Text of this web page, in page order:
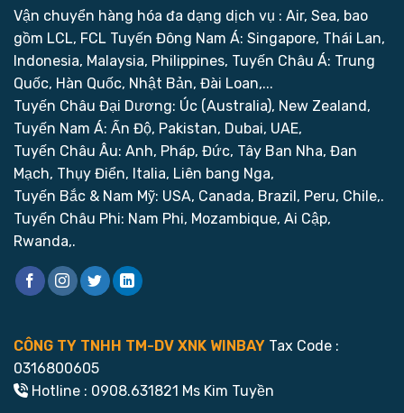
Vận chuyển hàng hóa đa dạng dịch vụ : Air, Sea, bao
gồm LCL, FCL Tuyến Đông Nam Á: Singapore, Thái Lan,
Indonesia, Malaysia, Philippines, Tuyến Châu Á: Trung
Quốc, Hàn Quốc, Nhật Bản, Đài Loan,...
Tuyến Châu Đại Dương: Úc (Australia), New Zealand,
Tuyến Nam Á: Ấn Độ, Pakistan, Dubai, UAE,
Tuyến Châu Âu: Anh, Pháp, Đức, Tây Ban Nha, Đan
Mạch, Thụy Điển, Italia, Liên bang Nga,
Tuyến Bắc & Nam Mỹ: USA, Canada, Brazil, Peru, Chile,.
Tuyến Châu Phi: Nam Phi, Mozambique, Ai Cập,
Rwanda,.
CÔNG TY TNHH TM-DV XNK WINBAY Tax Code :
0316800605
Hotline : 0908.631821 Ms Kim Tuyền